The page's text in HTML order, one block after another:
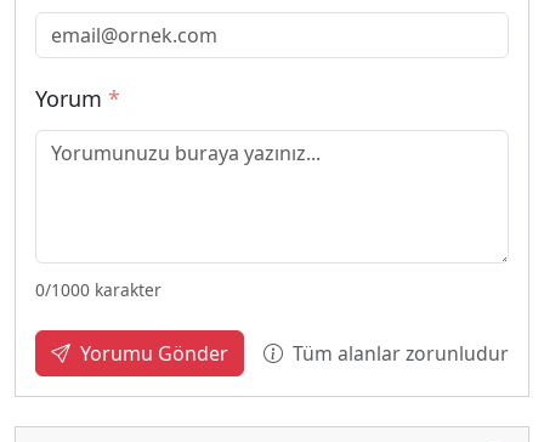
Yorum *
0/1000 karakter
Yorumu Gönder Tüm alanlar zorunludur